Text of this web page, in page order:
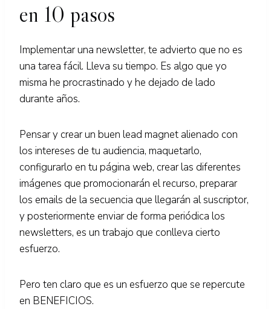
en 10 pasos
Implementar una newsletter, te advierto que no es
una tarea fácil. Lleva su tiempo. Es algo que yo
misma he procrastinado y he dejado de lado
durante años.
Pensar y crear un buen lead magnet alienado con
los intereses de tu audiencia, maquetarlo,
configurarlo en tu página web, crear las diferentes
imágenes que promocionarán el recurso, preparar
los emails de la secuencia que llegarán al suscriptor,
y posteriormente enviar de forma periódica los
newsletters, es un trabajo que conlleva cierto
esfuerzo.
Pero ten claro que es un esfuerzo que se repercute
en BENEFICIOS.